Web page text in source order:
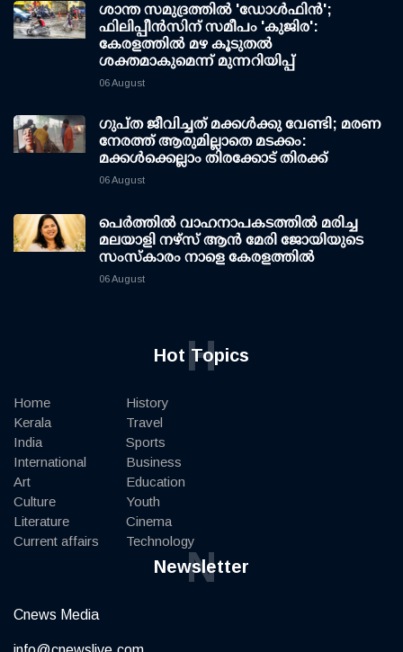
ശാന്ത സമുദ്രത്തില്‍ 'ഡോള്‍ഫിന്‍';
ഫിലിപ്പീന്‍സിന് സമീപം 'കുജിര':
കേരളത്തില്‍ മഴ കൂടുതല്‍
ശക്തമാകുമെന്ന് മുന്നറിയിപ്പ്
06 August
ഗുപ്ത ജീവിച്ചത് മക്കള്‍ക്കു വേണ്ടി; മരണ
നേരത്ത് ആരുമില്ലാതെ മടക്കം:
മക്കള്‍ക്കെല്ലാം തിരക്കോട് തിരക്ക്
06 August
പെർത്തിൽ വാഹനാപകടത്തിൽ മരിച്ച
മലയാളി നഴ്സ് ആൻ മേരി ജോയിയുടെ
സംസ്കാരം നാളെ കേരളത്തിൽ
06 August
Hot Topics
H
Home
Kerala
India
International
Art
Culture
Literature
Current affairs
History
Travel
Sports
Business
Education
Youth
Cinema
Technology
Newsletter
N
Cnews Media